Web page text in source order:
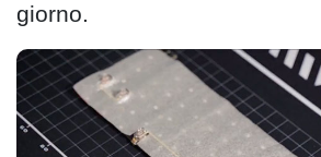
giorno.